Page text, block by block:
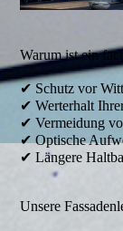
Warum ist ein
✔ Schutz vor
✔ Werterhalt
✔ Vermeidung
✔ Optische
✔ Längere
Unsere